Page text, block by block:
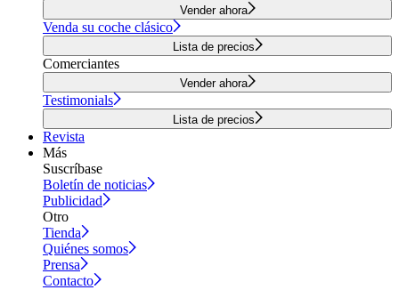
Vender ahora
Venda su coche clásico
Lista de precios
Comerciantes
Vender ahora
Testimonials
Lista de precios
Revista
Más
Suscríbase
Boletín de noticias
Publicidad
Otro
Tienda
Quiénes somos
Prensa
Contacto